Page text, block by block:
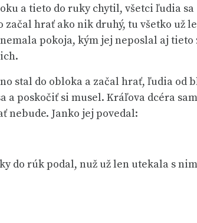
a tieto do ruky chytil, všetci ľudia sa
hrať ako nik druhý, tu všetko už
pokoja, kým jej neposlal aj tieto
stal do obloka a začal hrať, ľudia od
poskočiť si musel. Kráľova dcéra
nebude. Janko jej povedal:
do rúk podal, nuž už len utekala s